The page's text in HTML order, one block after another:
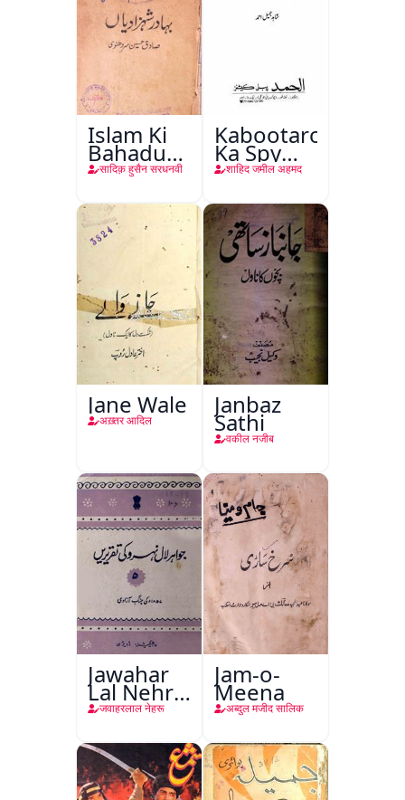
Islam Ki
Bahadur
Shahzadiyan
सादिक़ हुसैन सरधनवी
Kabootaron
Ka Spy
Plan
शाहिद जमील अहमद
Jane Wale
अख़्तर आदिल
Janbaz
Sathi
वकील नजीब
Jawahar
Lal Nehru
Ki
(Jang-e-
Azadi)
जवाहरलाल नेहरू
Jam-o-
Meena
अब्दुल मजीद सालिक